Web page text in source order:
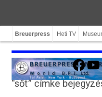
Breuerpress Heti TV
Facebook
“sőt”címke